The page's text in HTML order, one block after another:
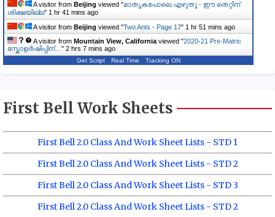
A visitor from Beijing viewed "മാതൃകപോലെ എഴുതൂ - ഈ തെറ്റിന്
ശിക്ഷയില്ല" 1 hr 41 mins ago
A visitor from Beijing viewed "Two Ants - Page 17" 1 hr 51 mins ago
A visitor from Mountain View, California viewed "2020-21 Pre-Matric
സ്കോളർഷിപ്പിന്… " 2 hrs 7 mins ago
Get Script Real Time Tracking ON
First Bell Work Sheets
First Bell 2.0 Class And Work Sheet Lists - STD 1
First Bell 2.0 Class And Work Sheet Lists - STD 2
First Bell 2.0 Class And Work Sheet Lists - STD 3
First Bell 2.0 Class And Work Sheet Lists - STD 2